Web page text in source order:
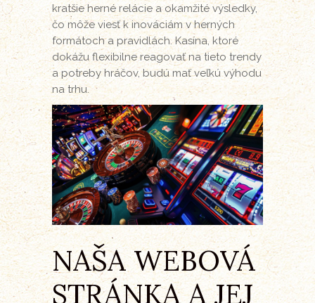
kratšie herné relácie a okamžité výsledky,
čo môže viesť k inováciám v herných
formátoch a pravidlách. Kasína, ktoré
dokážu flexibilne reagovať na tieto trendy
a potreby hráčov, budú mať veľkú výhodu
na trhu.
NAŠA WEBOVÁ
STRÁNKA A JEJ